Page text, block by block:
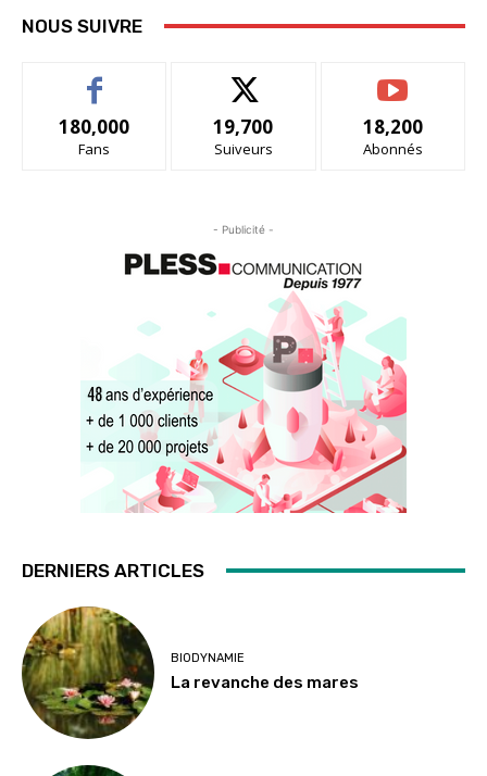
NOUS SUIVRE
180,000
Fans
19,700
Suiveurs
18,200
Abonnés
- Publicité -
DERNIERS ARTICLES
BIODYNAMIE
La revanche des mares